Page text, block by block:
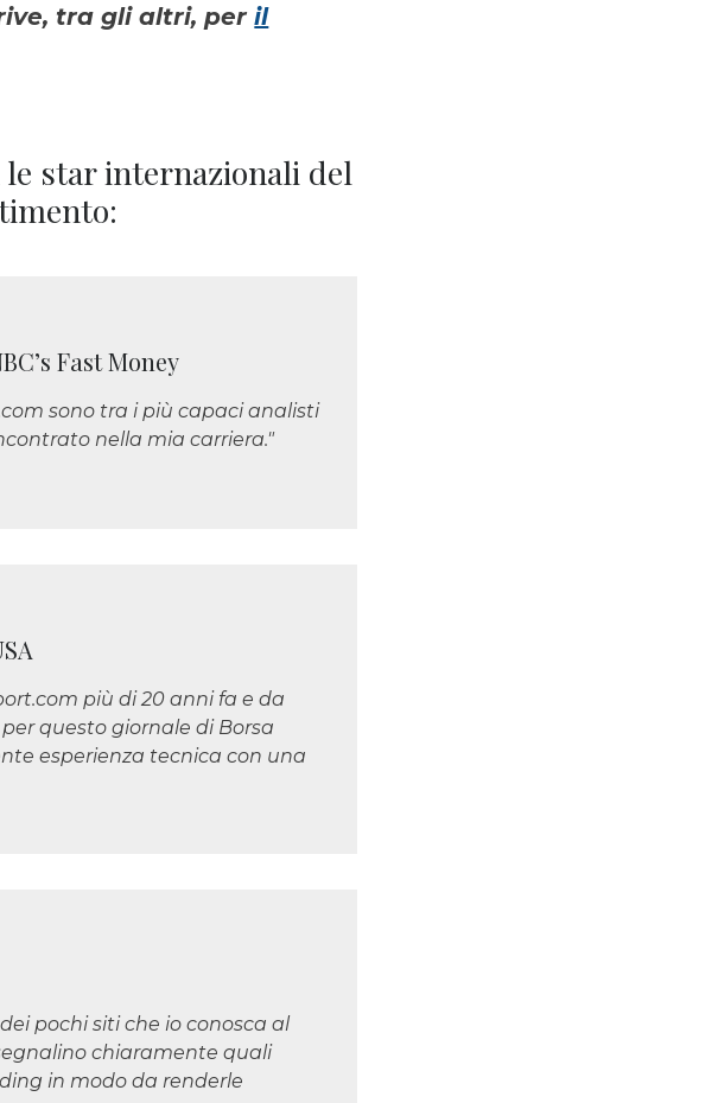
tra gli altri, peril
star internazionali del
Fast Money
sono tra i più capaci analisti
nella mia carriera."
più di 20 anni fa e da
questo giornale di Borsa
esperienza tecnica con una
pochi siti che io conosca al
chiaramente quali
in modo da renderle